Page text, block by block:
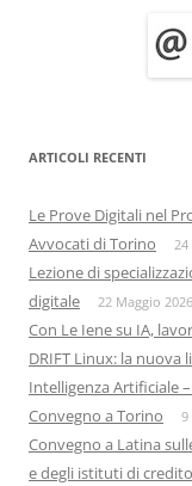
ARTICOLI RECENTI
Le Prove Digitali nel
Avvocati di Torino
24
Lezione di
digitale
22 Maggio 2026
Con Le Iene su IA,
DRIFT Linux: la nuova
Intelligenza Artificiale
Convegno a Torino
9
Convegno a Latina
e degli istituti di credito